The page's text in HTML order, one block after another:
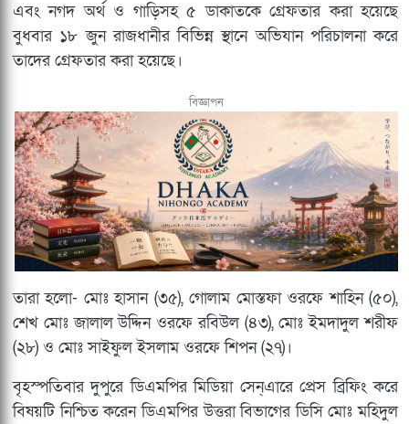
এবং নগদ অর্থ ও গাড়িসহ ৫ ডাকাতকে গ্রেফতার করা হয়েছে
বুধবার ১৮ জুন রাজধানীর বিভিন্ন স্থানে অভিযান পরিচালনা করে
তাদের গ্রেফতার করা হয়েছে।
বিজ্ঞাপন
তারা হলো- মোঃ হাসান (৩৫), গোলাম মোস্তফা ওরফে শাহিন (৫০),
শেখ মোঃ জালাল উদ্দিন ওরফে রবিউল (৪৩), মোঃ ইমদাদুল শরীফ
(২৮) ও মোঃ সাইফুল ইসলাম ওরফে শিপন (২৭)।
বৃহস্পতিবার দুপুরে ডিএমপির মিডিয়া সেন্এারে প্রেস ব্রিফিং করে
বিষয়টি নিশ্চিত করেন ডিএমপির উত্তরা বিভাগের ডিসি মোঃ মহিদুল